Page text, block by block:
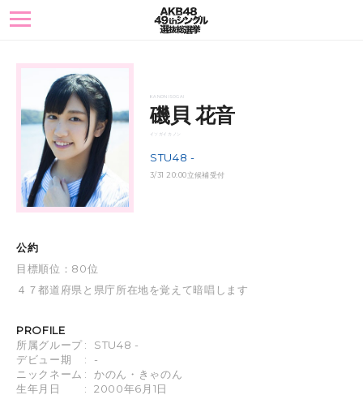
toggle
navigation
KANON ISOGAI
磯貝 花音
イソガイ カノン
STU48 -
3/31 20:00立候補受付
公約
目標順位：80位
４７都道府県と県庁所在地を覚えて暗唱します
PROFILE
所属グループ:
STU48 -
デビュー期
:
-
ニックネーム :
かのん・きゃのん
生年月日
:
2000年6月1日